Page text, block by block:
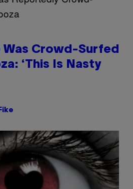
Was Crowd-Surfed
‘This Is Nasty